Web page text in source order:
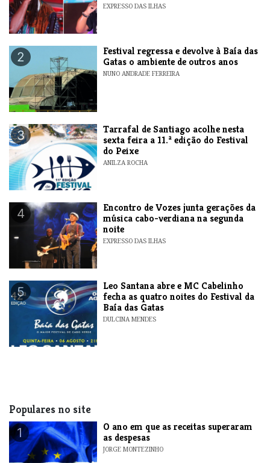
EXPRESSO DAS ILHAS
2
Festival regressa e devolve à Baía das
Gatas o ambiente de outros anos
NUNO ANDRADE FERREIRA
3
Tarrafal de Santiago acolhe nesta
sexta feira a 11.ª edição do Festival
do Peixe
ANILZA ROCHA
4
Encontro de Vozes junta gerações da
música cabo-verdiana na segunda
noite
EXPRESSO DAS ILHAS
5
​Leo Santana abre e MC Cabelinho
fecha as quatro noites do Festival da
Baía das Gatas
DULCINA MENDES
Populares no site
1
O ano em que as receitas superaram
as despesas
JORGE MONTEZINHO